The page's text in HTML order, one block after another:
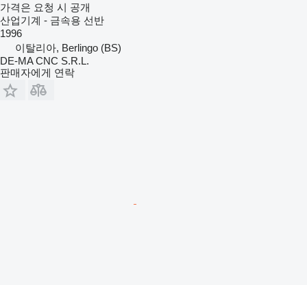
가격은 요청 시 공개
산업기계 - 금속용 선반
1996
이탈리아, Berlingo (BS)
DE-MA CNC S.R.L.
판매자에게 연락